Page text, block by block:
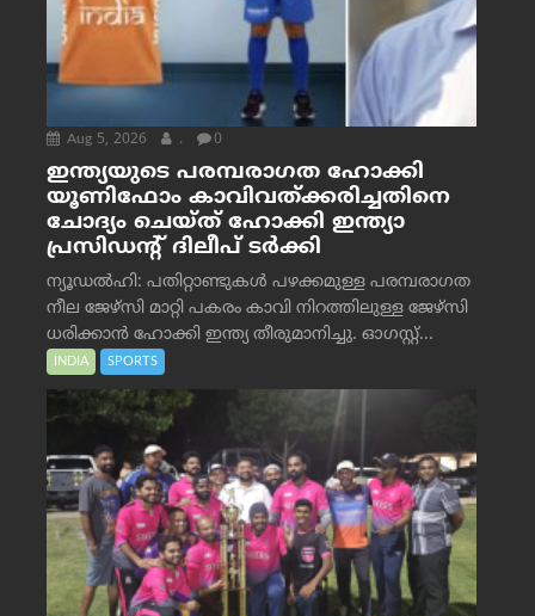
Aug 5, 2026 . 0
ഇന്ത്യയുടെ പരമ്പരാഗത ഹോക്കി
യൂണിഫോം കാവിവത്ക്കരിച്ചതിനെ
ചോദ്യം ചെയ്ത് ഹോക്കി ഇന്ത്യാ
പ്രസിഡന്റ് ദിലീപ് ടര്‍ക്കി
ന്യൂഡൽഹി: പതിറ്റാണ്ടുകൾ പഴക്കമുള്ള പരമ്പരാഗത
നീല ജേഴ്‌സി മാറ്റി പകരം കാവി നിറത്തിലുള്ള ജേഴ്‌സി
ധരിക്കാൻ ഹോക്കി ഇന്ത്യ തീരുമാനിച്ചു. ഓഗസ്റ്റ്...
INDIA SPORTS